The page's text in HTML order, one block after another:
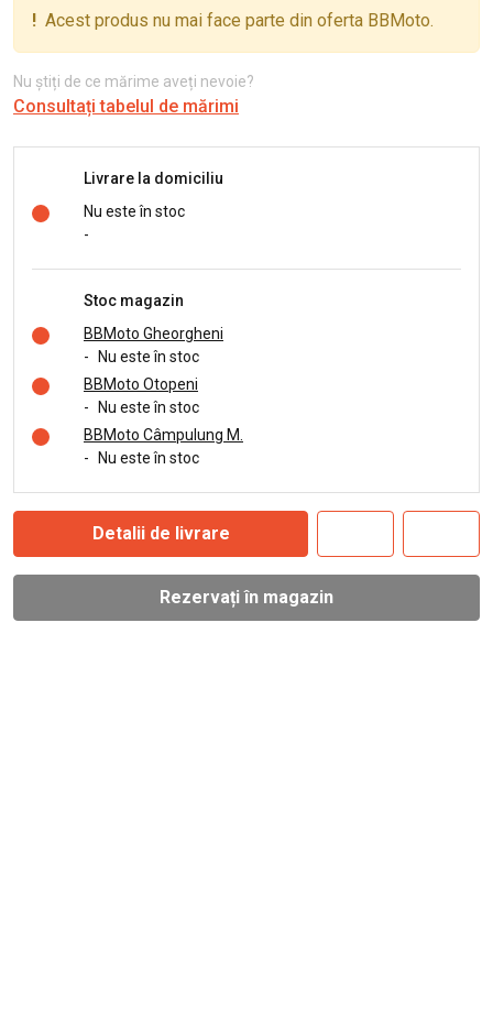
! Acest produs nu mai face parte din oferta BBMoto.
Nu știți de ce mărime aveți nevoie?
Consultați tabelul de mărimi
Livrare la domiciliu
Nu este în stoc
-
Stoc magazin
BBMoto Gheorgheni
-
Nu este în stoc
BBMoto Otopeni
-
Nu este în stoc
BBMoto Câmpulung M.
-
Nu este în stoc
Detalii de livrare
Rezervați în magazin